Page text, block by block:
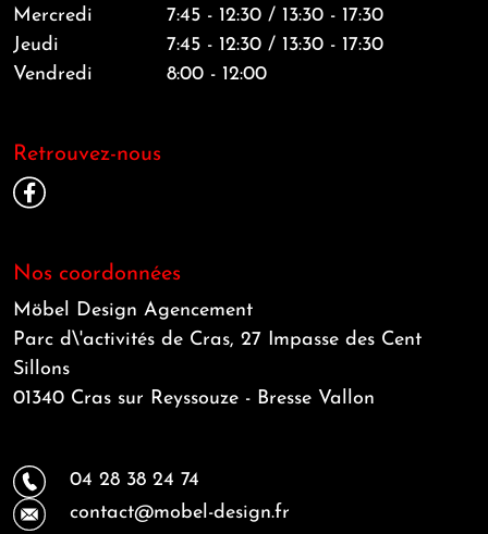
Mercredi
7:45 - 12:30 / 13:30 - 17:30
Jeudi
7:45 - 12:30 / 13:30 - 17:30
Vendredi
8:00 - 12:00
Retrouvez-nous
Nos coordonnées
Möbel Design Agencement
Parc d\'activités de Cras, 27 Impasse des Cent
Sillons
01340 Cras sur Reyssouze - Bresse Vallon
04 28 38 24 74
contact@mobel-design.fr